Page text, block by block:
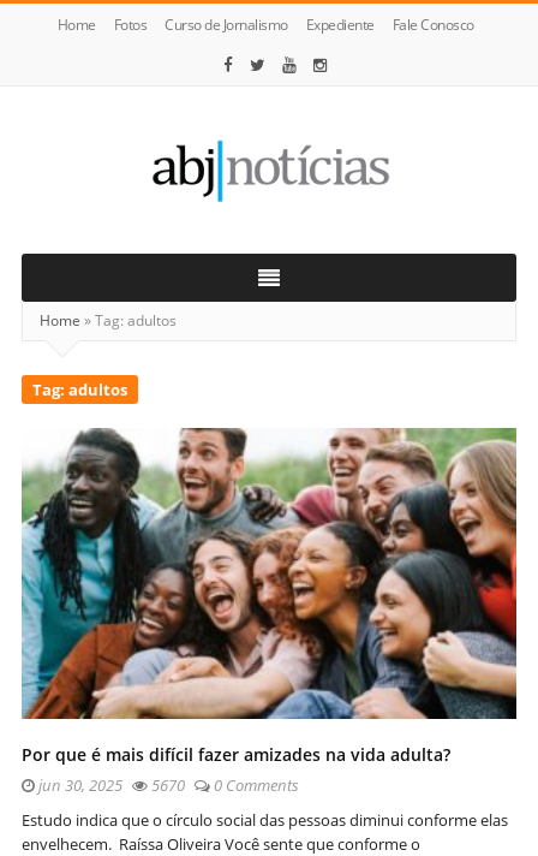
Home Fotos Curso de Jornalismo Expediente Fale Conosco
Notícias
Home »Tag: adultos
Tag: adultos
Por que é mais difícil fazer amizades na vida adulta?
jun 30, 2025 5670
0 Comments
Estudo indica que o círculo social das pessoas diminui conforme elas
envelhecem. Raíssa Oliveira Você sente que conforme o